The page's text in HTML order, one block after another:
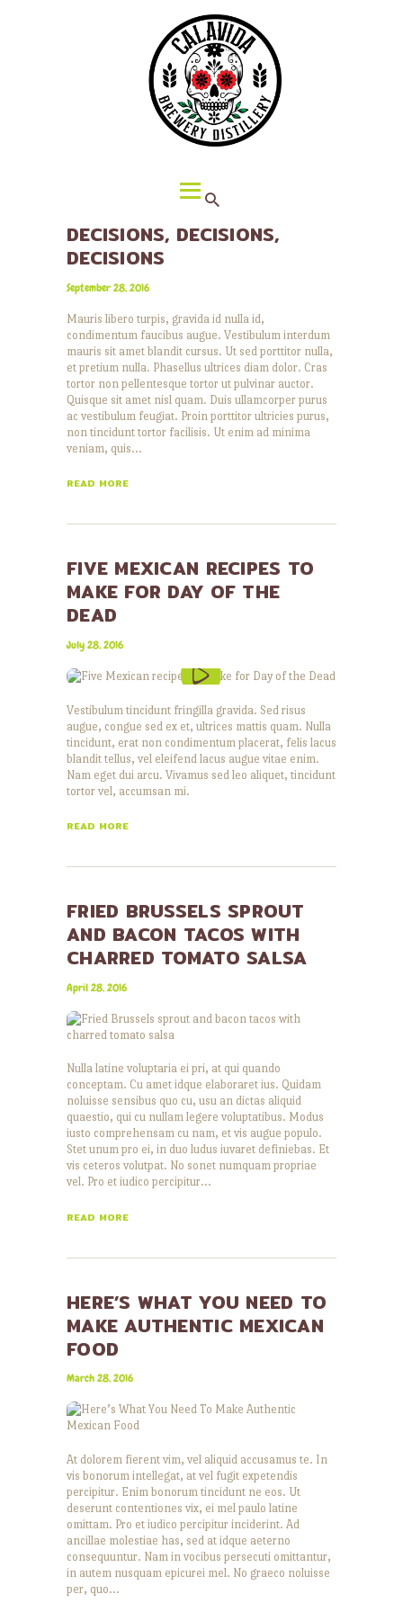
ABOUT CALAVIDA
EVENTS
¡VIVA CALAVIDA!
LOCATIONS
DECISIONS, DECISIONS,
DECISIONS
September 28, 2016
Mauris libero turpis, gravida id nulla id,
condimentum faucibus augue. Vestibulum interdum
mauris sit amet blandit cursus. Ut sed porttitor nulla,
et pretium nulla. Phasellus ultrices diam dolor. Cras
tortor non pellentesque tortor ut pulvinar auctor.
Quisque sit amet nisl quam. Duis ullamcorper purus
ac vestibulum feugiat. Proin porttitor ultricies purus,
non tincidunt tortor facilisis. Ut enim ad minima
veniam, quis…
READ MORE
FIVE MEXICAN RECIPES TO
MAKE FOR DAY OF THE
DEAD
July 28, 2016
Vestibulum tincidunt fringilla gravida. Sed risus
augue, congue sed ex et, ultrices mattis quam. Nulla
tincidunt, erat non condimentum placerat, felis lacus
blandit tellus, vel eleifend lacus augue vitae enim.
Nam eget dui arcu. Vivamus sed leo aliquet, tincidunt
tortor vel, accumsan mi.
READ MORE
FRIED BRUSSELS SPROUT
AND BACON TACOS WITH
CHARRED TOMATO SALSA
April 28, 2016
Nulla latine voluptaria ei pri, at qui quando
conceptam. Cu amet idque elaboraret ius. Quidam
noluisse sensibus quo cu, usu an dictas aliquid
quaestio, qui cu nullam legere voluptatibus. Modus
iusto comprehensam cu nam, et vis augue populo.
Stet unum pro ei, in duo ludus iuvaret definiebas. Et
vis ceteros volutpat. No sonet numquam propriae
vel. Pro et iudico percipitur…
READ MORE
HERE’S WHAT YOU NEED TO
MAKE AUTHENTIC MEXICAN
FOOD
March 28, 2016
At dolorem fierent vim, vel aliquid accusamus te. In
vis bonorum intellegat, at vel fugit expetendis
percipitur. Enim bonorum tincidunt ne eos. Ut
deserunt contentiones vix, ei mel paulo latine
omittam. Pro et iudico percipitur inciderint. Ad
ancillae molestiae has, sed at idque aeterno
consequuntur. Nam in vocibus persecuti omittantur,
in autem nusquam epicurei mel. No graeco noluisse
per, quo…